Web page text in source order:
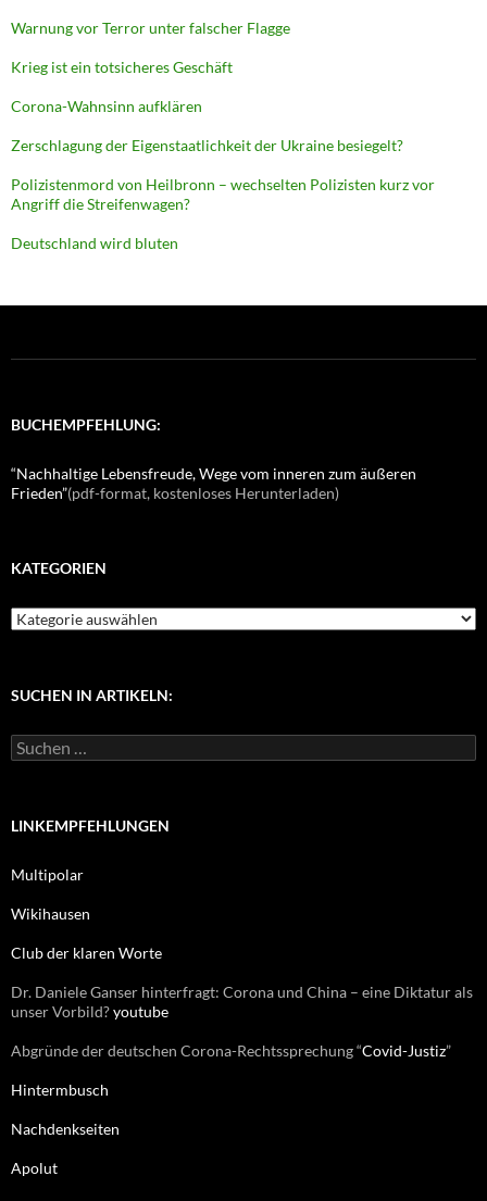
Warnung vor Terror unter falscher Flagge
Krieg ist ein totsicheres Geschäft
Corona-Wahnsinn aufklären
Zerschlagung der Eigenstaatlichkeit der Ukraine besiegelt?
Polizistenmord von Heilbronn – wechselten Polizisten kurz vor
Angriff die Streifenwagen?
Deutschland wird bluten
BUCHEMPFEHLUNG:
“Nachhaltige Lebensfreude, Wege vom inneren zum äußeren
Frieden”(pdf-format, kostenloses Herunterladen)
KATEGORIEN
K
g
r
SUCHEN IN ARTIKELN:
S
u
e
a
h
LINKEMPFEHLUNGEN
Multipolar
Wikihausen
Club der klaren Worte
Dr. Daniele Ganser hinterfragt: Corona und China – eine Diktatur als
unser Vorbild?youtube
Abgründe der deutschen Corona-Rechtssprechung “Covid-Justiz”
Hintermbusch
Nachdenkseiten
Apolut